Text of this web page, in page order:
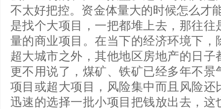
不太好把控。资金体量大的时候怎么才
是找个大项目，一把都堆上去，那往
量的商业项目。在当下的经济环境下，
超大城市之外，其他地区房地产的日
更不用说了，煤矿、铁矿已经多年不
项目或超大项目，风险集中而且风险还
迅速的选择一批小项目把钱放出去，这